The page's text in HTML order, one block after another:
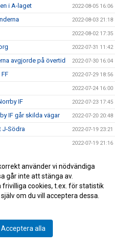
i A-laget 2022-08-05 16:06
2022-08-03 21:18
2022-08-02 17:35
2022-07-31 11:42
avgjorde på övertid 2022-07-30 16:04
2022-07-29 18:56
2022-07-24 16:00
IF 2022-07-23 17:45
IF går skilda vägar 2022-07-20 20:48
J-Södra 2022-07-19 23:21
2022-07-19 21:16
på lån 2022-07-18 16:08
Cupen 2022-07-12 07:00
2022-07-10 18:51
igen
trots massiv press på
använder vi nödvändiga
går inte att stänga av.
frivilliga cookies, t.ex. för statistik
om du vill acceptera dessa.
Acceptera alla